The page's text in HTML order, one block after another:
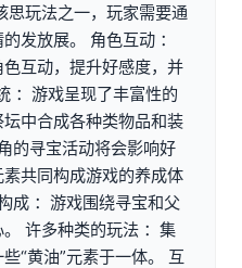
思玩法之一，玩家需要通
发放展。 角色互动 ：
互动，提升好感度，并
：游戏呈现了丰富性的
中合成各种类物品和装
的寻宝活动将会影响好
共同构成游戏的养成体
成 ：游戏围绕寻宝和父
许多种类的玩法 ：集
“黄油”元素于一体。 互